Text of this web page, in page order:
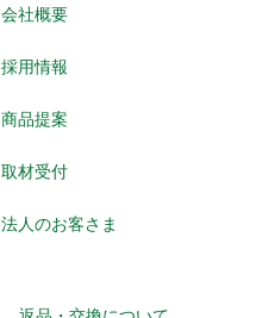
会社概要
採用情報
商品提案
取材受付
法人のお客さま